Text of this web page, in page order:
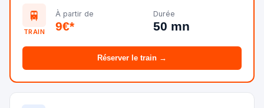
🚆
TRAIN
À partir de
9€*
Durée
50 mn
Réserver le train →